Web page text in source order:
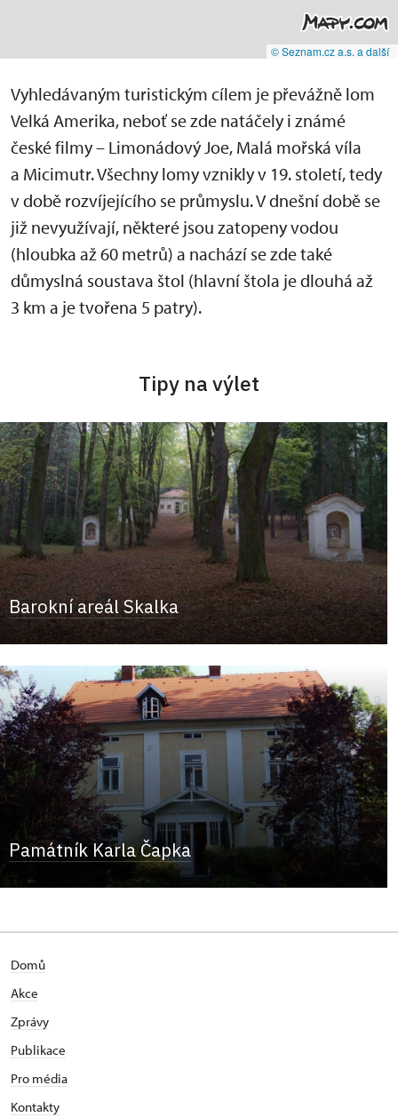
© Seznam.cz a.s. a další
Vyhledávaným turistickým cílem je převážně lom
Velká Amerika, neboť se zde natáčely i známé
české filmy – Limonádový Joe, Malá mořská víla
a Micimutr. Všechny lomy vznikly v 19. století, tedy
v době rozvíjejícího se průmyslu. V dnešní době se
již nevyužívají, některé jsou zatopeny vodou
(hloubka až 60 metrů) a nachází se zde také
důmyslná soustava štol (hlavní štola je dlouhá až
3 km a je tvořena 5 patry).
Tipy na výlet
Barokní areál Skalka
Památník Karla Čapka
Domů
Akce
Zprávy
Publikace
Pro média
Kontakty